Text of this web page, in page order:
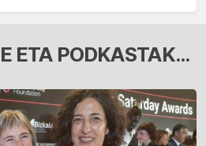
ETA PODKASTAK...